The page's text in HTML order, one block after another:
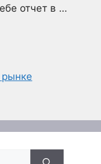
отчет в …
рынке